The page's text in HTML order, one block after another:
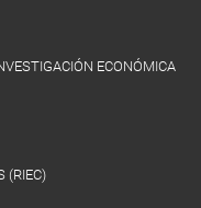
ECONÓMICA
(RIEC)